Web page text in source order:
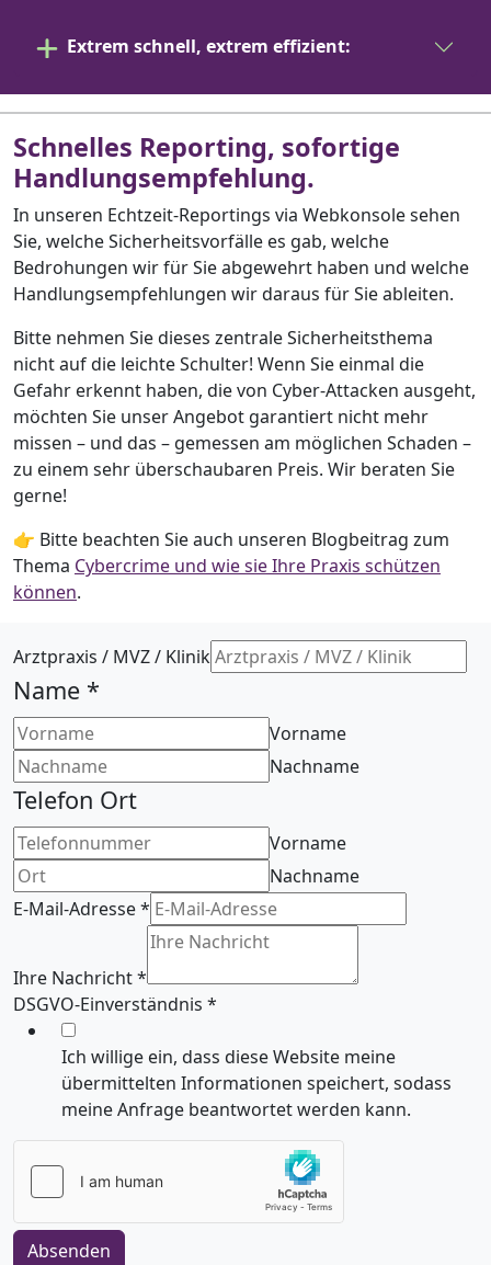
Extrem schnell, extrem effizient:
Schnelles Reporting, sofortige
Handlungsempfehlung.
In unseren Echtzeit-Reportings via Webkonsole sehen
Sie, welche Sicherheitsvorfälle es gab, welche
Bedrohungen wir für Sie abgewehrt haben und welche
Handlungsempfehlungen wir daraus für Sie ableiten.
Bitte nehmen Sie dieses zentrale Sicherheitsthema
nicht auf die leichte Schulter! Wenn Sie einmal die
Gefahr erkennt haben, die von Cyber-Attacken ausgeht,
möchten Sie unser Angebot garantiert nicht mehr
missen – und das – gemessen am möglichen Schaden –
zu einem sehr überschaubaren Preis. Wir beraten Sie
gerne!
👉 Bitte beachten Sie auch unseren Blogbeitrag zum
Thema Cybercrime und wie sie Ihre Praxis schützen
können.
Arztpraxis / MVZ / Klinik
Name *
Vorname
Nachname
Telefon Ort
Vorname
Nachname
E-Mail-Adresse*
Ihre Nachricht*
DSGVO-Einverständnis *
Ich willige ein, dass diese Website meine
übermittelten Informationen speichert, sodass
meine Anfrage beantwortet werden kann.
Absenden